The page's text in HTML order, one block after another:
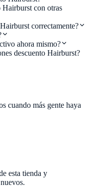
Hairburst con otras
correctamente?
ahora mismo?
descuento Hairburst?
cuando más gente haya
esta tienda y